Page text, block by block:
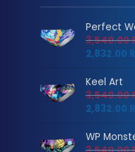
Perfect
3,540.00
2,832.00
Keel Art
3,540.00
2,832.00
WP